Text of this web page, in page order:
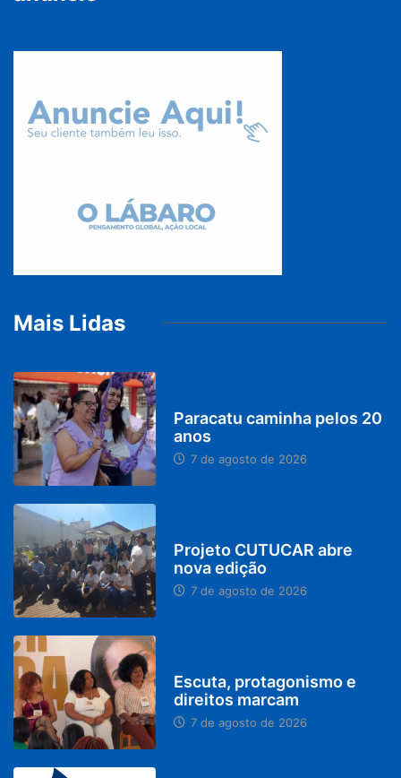
Mais Lidas
Paracatu caminha pelos 20
anos
7 de agosto de 2026
Projeto CUTUCAR abre
nova edição
7 de agosto de 2026
Escuta, protagonismo e
direitos marcam
7 de agosto de 2026